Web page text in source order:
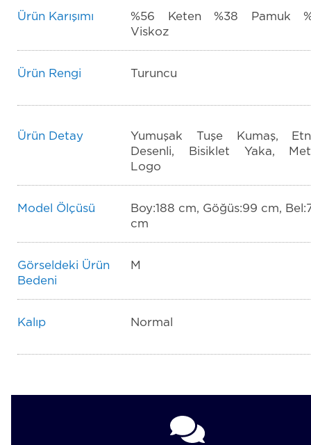
Ürün Karışımı
%56 Keten %38 Pamuk
Viskoz
Ürün Rengi Turuncu
Ürün Detay
Yumuşak Tuşe Kumaş,
Desenli, Bisiklet Yaka,
Logo
Model Ölçüsü
Boy:188 cm, Göğüs:99 cm,
cm
Görseldeki Ürün
Bedeni
M
Kalıp Normal